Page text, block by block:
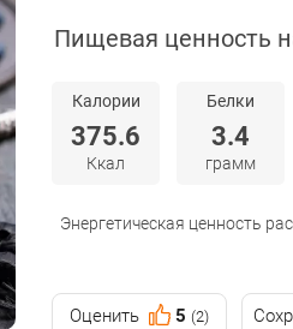
Пищевая ценность
Калории
375.6
Ккал
Белки
3.4
грамм
Энергетическая ценность
Оценить 5 (2)